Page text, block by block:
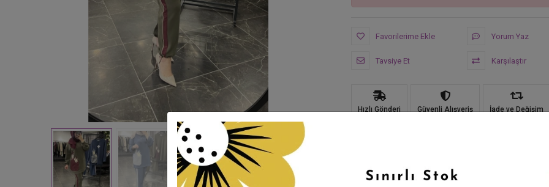
Favorilerime Ekle
Tavsiye Et
Yorum Yaz
Karşılaştır
Hızlı Gönderi Güvenli Alışveriş İade ve Değişim